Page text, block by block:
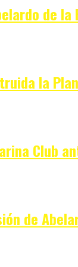
de
la
Club
de